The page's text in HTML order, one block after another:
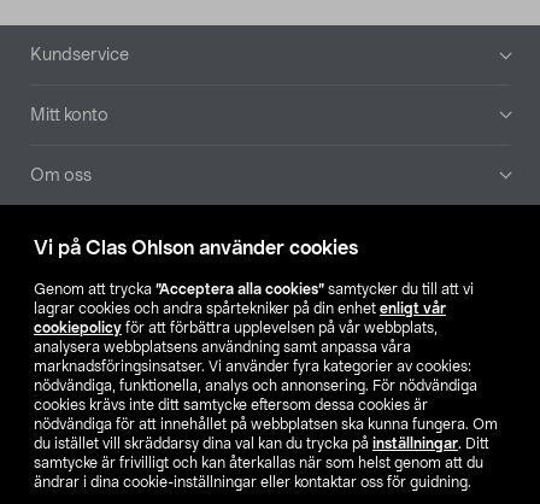
Vi på Clas Ohlson använder cookies
Genom att trycka ”Acceptera alla cookies” samtycker du till att vi
lagrar cookies och andra spårtekniker på din enhet enligt vår
cookiepolicy för att förbättra upplevelsen på vår webbplats,
analysera webbplatsens användning samt anpassa våra
marknadsföringsinsatser. Vi använder fyra kategorier av cookies:
nödvändiga, funktionella, analys och annonsering. För nödvändiga
cookies krävs inte ditt samtycke eftersom dessa cookies är
nödvändiga för att innehållet på webbplatsen ska kunna fungera. Om
du istället vill skräddarsy dina val kan du trycka på inställningar. Ditt
samtycke är frivilligt och kan återkallas när som helst genom att du
ändrar i dina cookie-inställningar eller kontaktar oss för guidning.
Sidfot
Kundservice
Mitt konto
Om oss
Aktuellt
Våra bolag
Hitta butik
SE NO FI